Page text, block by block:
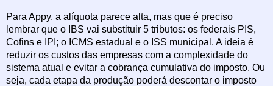
Para Appy, a alíquota parece alta, mas que é preciso
lembrar que o IBS vai substituir 5 tributos: os federais PIS,
Cofins e IPI; o ICMS estadual e o ISS municipal. A ideia é
reduzir os custos das empresas com a complexidade do
sistema atual e evitar a cobrança cumulativa do imposto. Ou
seja, cada etapa da produção poderá descontar o imposto